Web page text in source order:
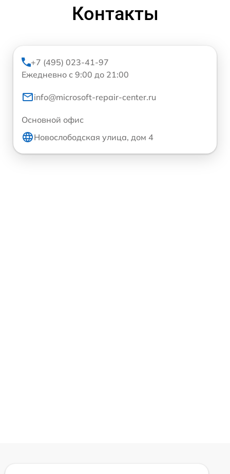
Контакты
+7 (495) 023-41-97
Ежедневно с 9:00 до 21:00
info@microsoft-repair-center.ru
Основной офис
Новослободская улица, дом 4